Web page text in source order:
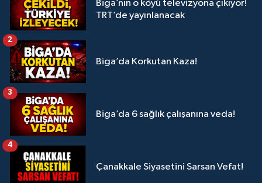
Biga’nın o köyü televizyona çıkıyor!
TRT’de yayınlanacak
Biga’da Korkutan Kaza!
2
Biga’da 6 sağlık çalışanına veda!
3
Çanakkale Siyasetini Sarsan Vefat!
4